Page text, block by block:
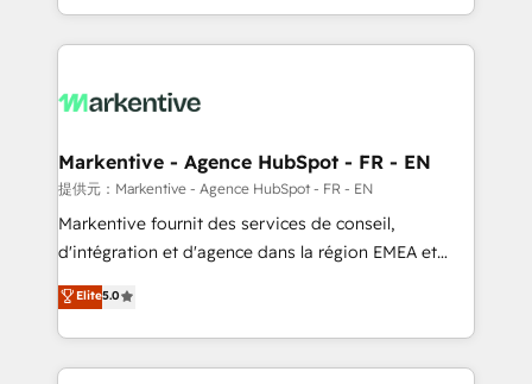
か？ ✓ HubSpot Eliteパートナー認定 ✓ HubSpotアワ
ード受賞・HUGリーダー ✓ ISO27001:2022 /
HubSpot大百科 出版 CRM・AI活用に関するご相談、現
せください。
Loop Marketing framework through expert-led
services, smart agents, and purpose-built apps,
results, fast. ⚙️CRM & RevOps: Align all Hubs to your
🎯Demand Gen & ABM: Drive pipeline with inbound,
ABM, AEO, SEO, & paid media. 👩‍💻Web Design:
Build high-performing websites with UX, messaging,
& conversion strategy that drive results. 🤖AI
AI, & maximize AEO with tailored AI services. 🧩
Integrations: Extend HubSpot with custom
Markentive - Agence HubSpot - FR - EN
提供元：Markentive - Agence HubSpot - FR - EN
Markentive fournit des services de conseil,
d'intégration et d'agence dans la région EMEA et
North America. Avec plus de 115 experts en
marketing automation, Growth, Revops, CRM et
webdesign. Markentive is both a consulting firm, a
digital agency and an integrator. With over 115
Elite5.0